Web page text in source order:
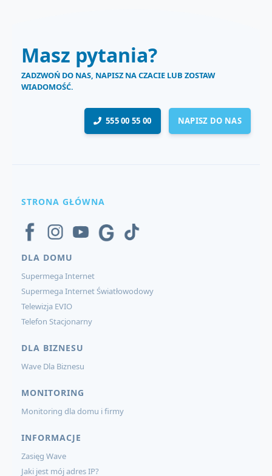
Masz pytania?
ZADZWOŃ DO NAS, NAPISZ NA CZACIE LUB ZOSTAW
WIADOMOŚĆ.
555 00 55 00 NAPISZ DO NAS
STRONA GŁÓWNA
DLA DOMU
Supermega Internet
Supermega Internet Światłowodowy
Telewizja EVIO
Telefon Stacjonarny
DLA BIZNESU
Wave Dla Biznesu
MONITORING
Monitoring dla domu i firmy
INFORMACJE
Zasięg Wave
Jaki jest mój adres IP?